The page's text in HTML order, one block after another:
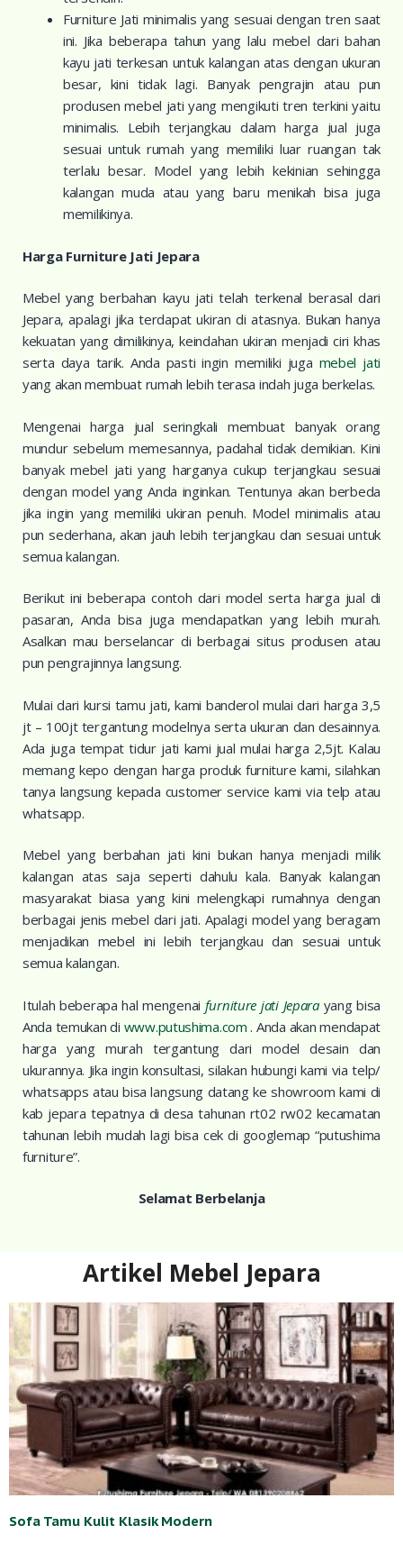
Furniture Jati minimalis yang sesuai dengan tren saat
ini. Jika beberapa tahun yang lalu mebel dari bahan
kayu jati terkesan untuk kalangan atas dengan ukuran
besar, kini tidak lagi. Banyak pengrajin atau pun
produsen mebel jati yang mengikuti tren terkini yaitu
minimalis. Lebih terjangkau dalam harga jual juga
sesuai untuk rumah yang memiliki luar ruangan tak
terlalu besar. Model yang lebih kekinian sehingga
kalangan muda atau yang baru menikah bisa juga
memilikinya.
Harga Furniture Jati Jepara
Mebel yang berbahan kayu jati telah terkenal berasal dari
Jepara, apalagi jika terdapat ukiran di atasnya. Bukan hanya
kekuatan yang dimilikinya, keindahan ukiran menjadi ciri khas
serta daya tarik. Anda pasti ingin memiliki juga mebel jati
yang akan membuat rumah lebih terasa indah juga berkelas.
Mengenai harga jual seringkali membuat banyak orang
mundur sebelum memesannya, padahal tidak demikian. Kini
banyak mebel jati yang harganya cukup terjangkau sesuai
dengan model yang Anda inginkan. Tentunya akan berbeda
jika ingin yang memiliki ukiran penuh. Model minimalis atau
pun sederhana, akan jauh lebih terjangkau dan sesuai untuk
semua kalangan.
Berikut ini beberapa contoh dari model serta harga jual di
pasaran, Anda bisa juga mendapatkan yang lebih murah.
Asalkan mau berselancar di berbagai situs produsen atau
pun pengrajinnya langsung.
Mulai dari kursi tamu jati, kami banderol mulai dari harga 3,5
jt – 100jt tergantung modelnya serta ukuran dan desainnya.
Ada juga tempat tidur jati kami jual mulai harga 2,5jt. Kalau
memang kepo dengan harga produk furniture kami, silahkan
tanya langsung kepada customer service kami via telp atau
whatsapp.
Mebel yang berbahan jati kini bukan hanya menjadi milik
kalangan atas saja seperti dahulu kala. Banyak kalangan
masyarakat biasa yang kini melengkapi rumahnya dengan
berbagai jenis mebel dari jati. Apalagi model yang beragam
menjadikan mebel ini lebih terjangkau dan sesuai untuk
semua kalangan.
Itulah beberapa hal mengenai furniture jati Jeparayang bisa
Anda temukan di www.putushima.com . Anda akan mendapat
harga yang murah tergantung dari model desain dan
ukurannya. Jika ingin konsultasi, silakan hubungi kami via telp/
whatsapps atau bisa langsung datang ke showroom kami di
kab jepara tepatnya di desa tahunan rt02 rw02 kecamatan
tahunan lebih mudah lagi bisa cek di googlemap “putushima
furniture”.
Selamat Berbelanja
Artikel Mebel Jepara
Sofa Tamu Kulit Klasik Modern